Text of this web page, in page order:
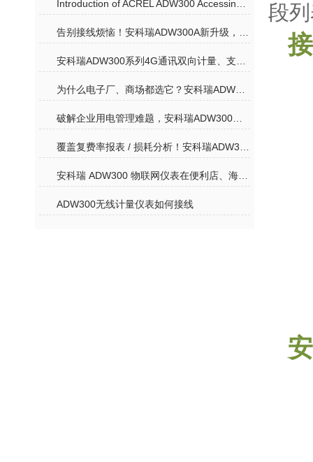
ADW300无线计量仪表如何接线
段